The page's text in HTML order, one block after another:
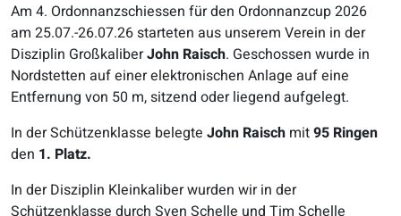
Am 4. Ordonnanzschiessen für den Ordonnanzcup2026
am 25.07.-26.07.26starteten aus unserem Verein in der
Disziplin GroßkaliberJohn Raisch. Geschossen wurde in
Nordstetten auf einer elektronischen Anlage auf eine
Entfernung von 50 m, sitzend oder liegend aufgelegt.
In der Schützenklasse belegte John Raisch mit95 Ringen
den 1. Platz.
In der Disziplin Kleinkaliber wurden wirin der